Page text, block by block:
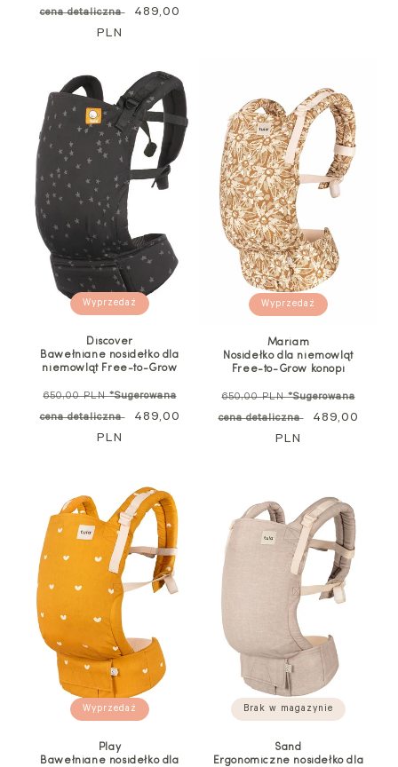
regularna
cena detaliczna
Cena
489,00
PLN
Wyprzedaż
Discover
Bawełniane nosidełko dla
niemowląt Free-to-Grow
Cena
regularna
650,00 PLN*Sugerowana
cena detaliczna
Cena
489,00
PLN
Wyprzedaż
Mariam
Nosidełko dla niemowląt
Free-to-Grow konopi
Cena
regularna
650,00 PLN*Sugerowana
cena detaliczna
Cena
489,00
PLN
Wyprzedaż
Play
Bawełniane nosidełko dla
Brak w magazynie
Sand
Ergonomiczne nosidełko dla